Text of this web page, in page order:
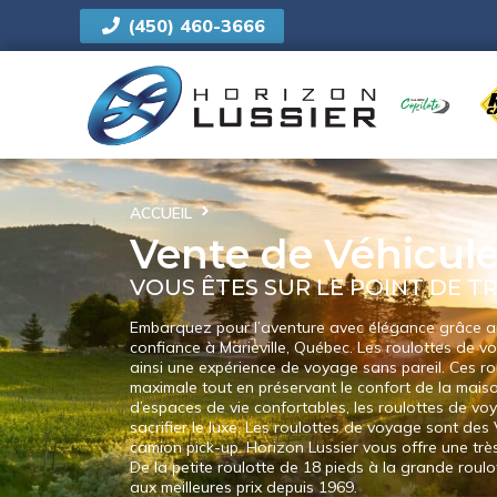
(450) 460-3666
ACCUEIL Inventaire VR
Vente de
VOUS ÊTES SUR LE POINT DE
Embarquez pour l’aventure avec élégance
confiance à Marieville, Québec. Les roulottes de
ainsi une expérience de voyage sans pareil. Ces
maximale tout en préservant le confort de la
d’espaces de vie confortables, les roulottes de
sacrifier le luxe. Les roulottes de voyage sont
camion pick-up. Horizon Lussier vous offre une
De la petite roulotte de 18 pieds à la grande
aux meilleures prix depuis 1969.
Vous êtes ici: Accueil
Selectionner un type de VR
Condition
Neuf Usagé
2019—2026
Prix
1,000$—800,000$
Couchages
N/A